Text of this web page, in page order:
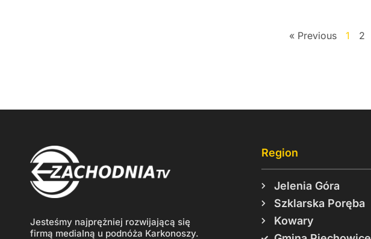
« Previous 1 2
Jesteśmy najprężniej rozwijającą się
firmą medialną u podnóża Karkonoszy.
Region
Jelenia Góra
Szklarska Poręba
Kowary